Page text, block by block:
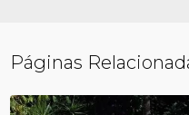
Páginas